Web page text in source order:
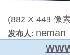
(882 X 448 像
发布人: neman